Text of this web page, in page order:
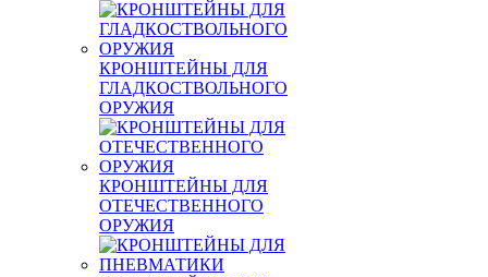
КРОНШТЕЙНЫ ДЛЯ
ГЛАДКОСТВОЛЬНОГО
ОРУЖИЯ
КРОНШТЕЙНЫ ДЛЯ
ОТЕЧЕСТВЕННОГО
ОРУЖИЯ